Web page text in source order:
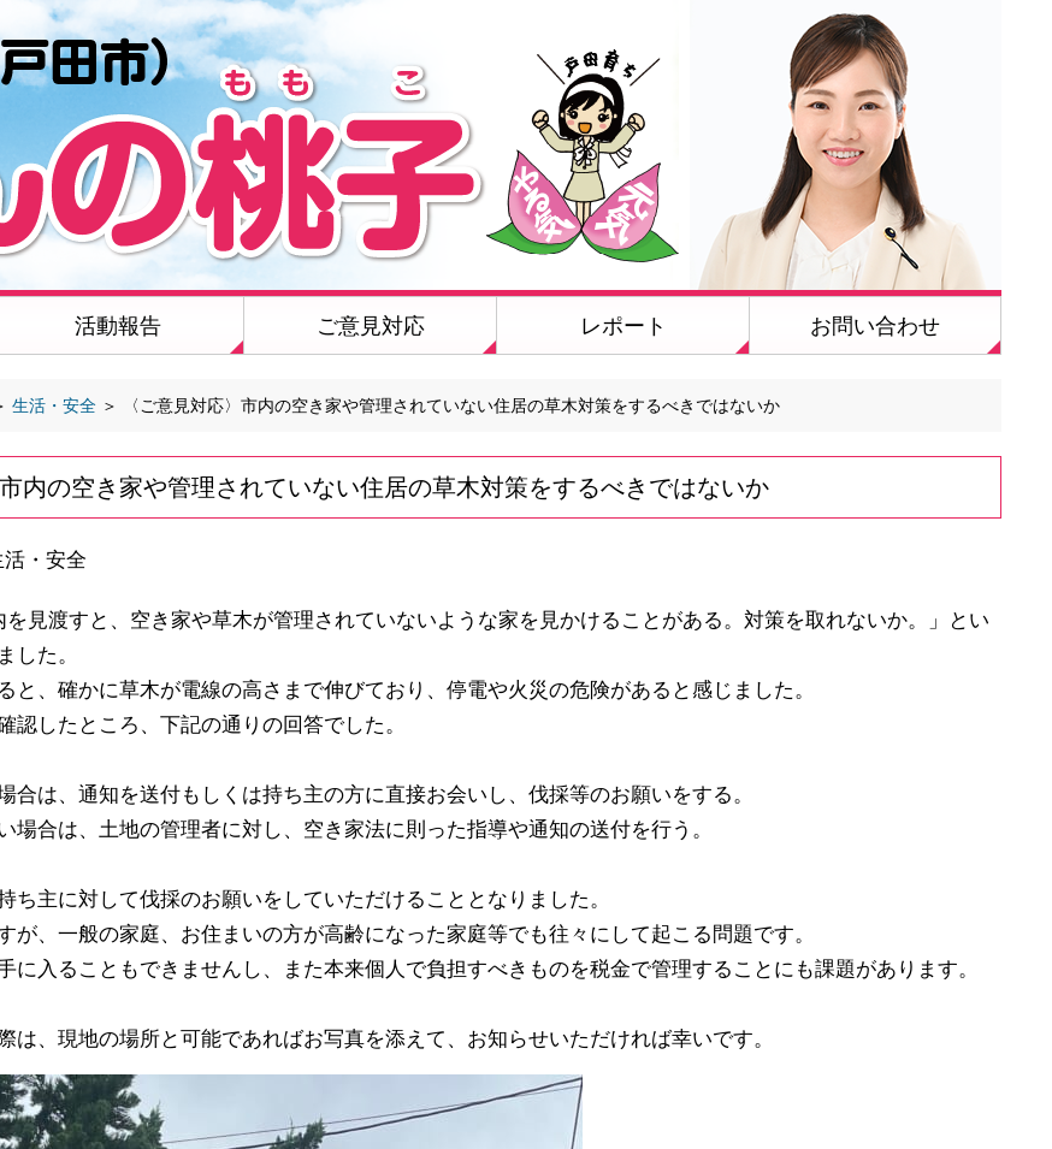
活動報告 ご意見対応 レポート お問い合わせ
生活・安全 ＞ 〈ご意見対応〉市内の空き家や管理されていない住居の草木対策をするべきではないか
市内の空き家や管理されていない住居の草木対策をするべきではないか
活・安全
見渡すと、空き家や草木が管理されていないような家を見かけることがある。対策を取れないか。」とい
した。
と、確かに草木が電線の高さまで伸びており、停電や火災の危険があると感じました。
認したところ、下記の通りの回答でした。
合は、通知を送付もしくは持ち主の方に直接お会いし、伐採等のお願いをする。
場合は、土地の管理者に対し、空き家法に則った指導や通知の送付を行う。
ち主に対して伐採のお願いをしていただけることとなりました。
が、一般の家庭、お住まいの方が高齢になった家庭等でも往々にして起こる問題です。
に入ることもできませんし、また本来個人で負担すべきものを税金で管理することにも課題があります。
は、現地の場所と可能であればお写真を添えて、お知らせいただければ幸いです。